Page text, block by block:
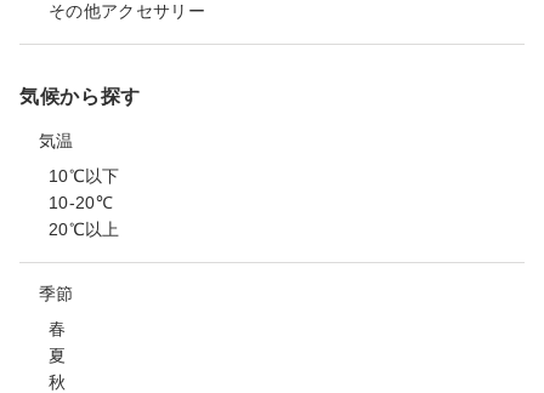
その他アクセサリー
気候から探す
気温
10℃以下
10-20℃
20℃以上
季節
春
夏
秋